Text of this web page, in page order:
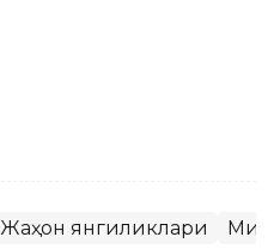
Жаҳон янгиликлари